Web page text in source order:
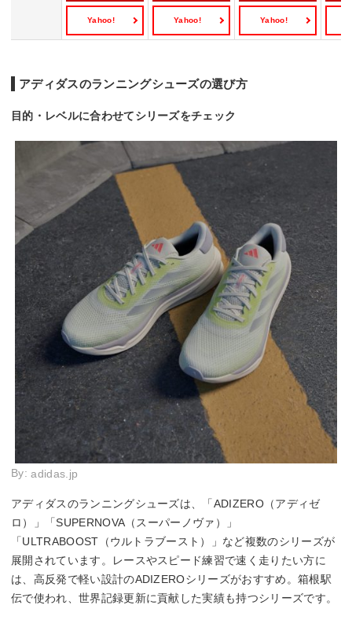
Yahoo! Yahoo! Yahoo!
アディダスのランニングシューズの選び方
目的・レベルに合わせてシリーズをチェック
By:adidas.jp
アディダスのランニングシューズは、「ADIZERO（アディゼ
ロ）」「SUPERNOVA（スーパーノヴァ）」
「ULTRABOOST（ウルトラブースト）」など複数のシリーズが
展開されています。レースやスピード練習で速く走りたい方に
は、高反発で軽い設計のADIZEROシリーズがおすすめ。箱根駅
伝で使われ、世界記録更新に貢献した実績も持つシリーズです。